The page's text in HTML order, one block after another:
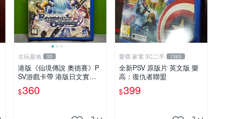
古玩基地 33
港版《仙境傳說 奧德賽》P
SV游戲卡帶 港版日文實測
正常玩 盒子有輕微歲月痕跡
成色如圖確認再拍 仙境傳說
$360
愛寶 家電 3C二手 1363
全新PSV 原版片 英文版 樂
高：復仇者聯盟
$399